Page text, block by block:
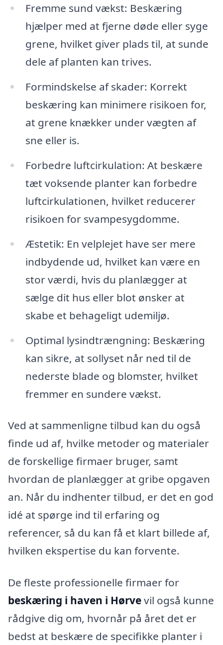
Fremme sund vækst: Beskæring
hjælper med at fjerne døde eller syge
grene, hvilket giver plads til, at sunde
dele af planten kan trives.
Formindskelse af skader: Korrekt
beskæring kan minimere risikoen for,
at grene knækker under vægten af
sne eller is.
Forbedre luftcirkulation: At beskære
tæt voksende planter kan forbedre
luftcirkulationen, hvilket reducerer
risikoen for svampesygdomme.
Æstetik: En velplejet have ser mere
indbydende ud, hvilket kan være en
stor værdi, hvis du planlægger at
sælge dit hus eller blot ønsker at
skabe et behageligt udemiljø.
Optimal lysindtrængning: Beskæring
kan sikre, at sollyset når ned til de
nederste blade og blomster, hvilket
fremmer en sundere vækst.
Ved at sammenligne tilbud kan du også
finde ud af, hvilke metoder og materialer
de forskellige firmaer bruger, samt
hvordan de planlægger at gribe opgaven
an. Når du indhenter tilbud, er det en god
idé at spørge ind til erfaring og
referencer, så du kan få et klart billede af,
hvilken ekspertise du kan forvente.
De fleste professionelle firmaer for
beskæring i haven i Hørvevil også kunne
rådgive dig om, hvornår på året det er
bedst at beskære de specifikke planter i